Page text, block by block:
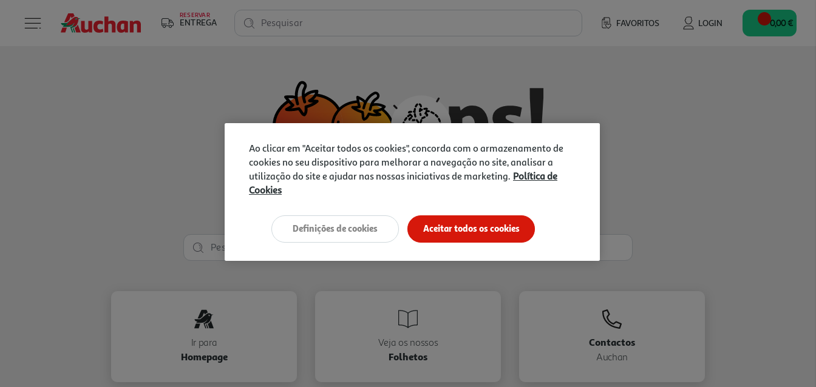
RESERVAR
ENTREGA FAVORITOS LOGIN
Pesquisar 0,00 €
Vamos tentar de novo?
Ir para
Homepage
Veja os nossos
Folhetos
Contactos
Auchan
Ao clicar em "Aceitar todos os cookies", concorda com o armazenamento de
cookies no seu dispositivo para melhorar a navegação no site, analisar a
utilização do site e ajudar nas nossas iniciativas de marketing. Política de
Cookies
Aceitar todos os cookies
Definições de cookies